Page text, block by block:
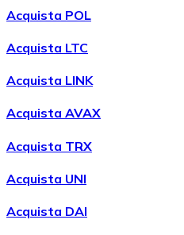
XRP
Bonifico SEPA
Aggiungi fondi al tuo
Acquista POL
Acquista LTC
Acquista LINK
Acquista AVAX
Acquista TRX
Acquista UNI
Acquista DAI